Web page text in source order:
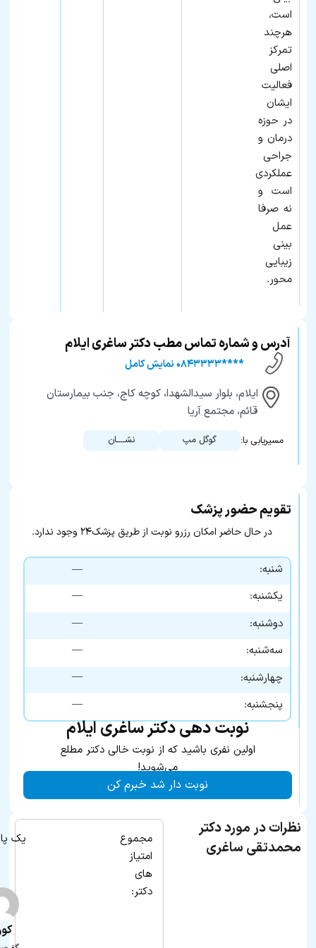
است،
هرچند
تمرکز
اصلی
فعالیت
ایشان
در حوزه
درمان و
جراحی
عملکردی
است و
نه صرفا
عمل
بینی
زیبایی‌
محور.
آدرس و شماره تماس مطب دکتر ساغری ایلام
****۰۸۴۳۳۳۳ نمایش کامل
ایلام، بلوار سیدالشهدا، کوچه کاج، جنب بیمارستان
قائم، مجتمع آریا
مسیریابی با: گوگل مپ نشــــان
تقویم حضور پزشک
در حال حاضر امکان رزرو نوبت از طریق پزشک۲۴ وجود ندارد.
شنبه:
—
یکشنبه:
—
دوشنبه:
—
سه‌شنبه:
—
چهارشنبه:
—
پنجشنبه:
—
نوبت دهی دکتر ساغری ایلام
اولین نفری باشید که از نوبت خالی دکتر مطلع
می‌شوید!
نوبت دار شد خبرم کن
نظرات در مورد دکتر
محمدتقی ساغری
مجموع
امتیاز
های
دکتر:
یک